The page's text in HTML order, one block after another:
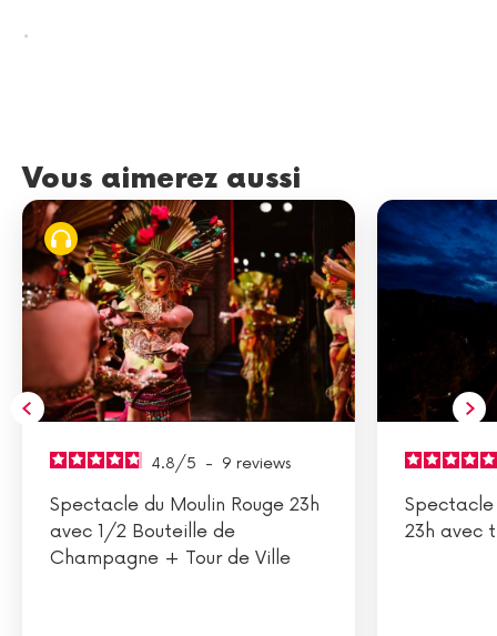
.
Vous aimerez aussi
4.8/5 - 9 reviews
Spectacle du Moulin Rouge 23h
avec 1/2 Bouteille de
Champagne + Tour de Ville
Spectacle
23h avec